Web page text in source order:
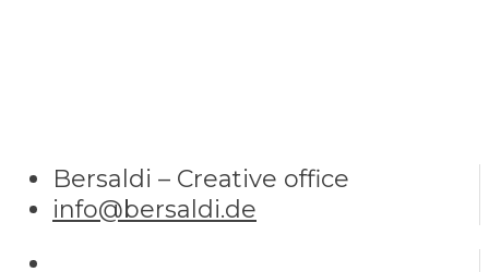
Bersaldi – Creative office
info@bersaldi.de